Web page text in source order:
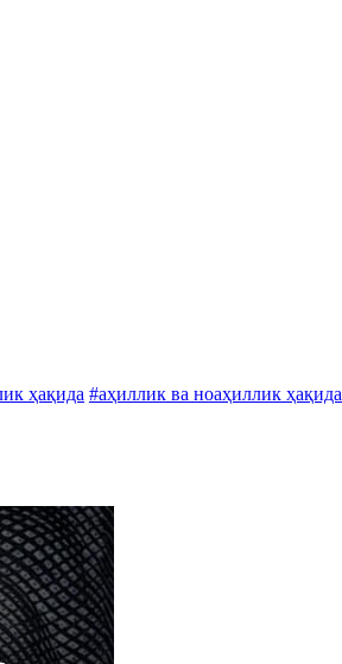
ҳақида #аҳиллик ва ноаҳиллик ҳақида